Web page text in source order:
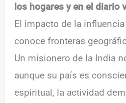
los hogares y en el diario
El impacto de la
conoce fronteras
Un misionero de la India
aunque su país es
espiritual, la actividad